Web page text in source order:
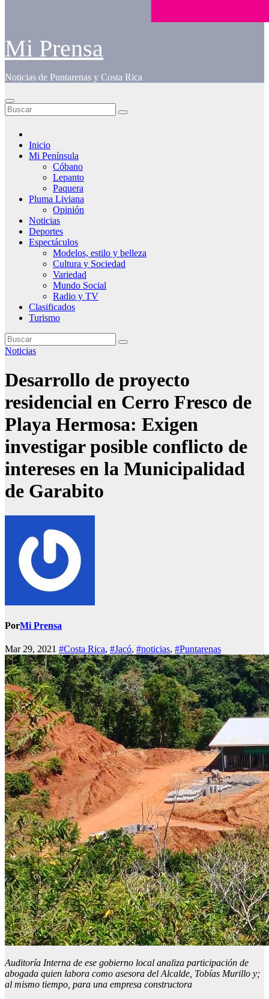
Mi Prensa
Noticias de Puntarenas y Costa Rica
Inicio
Mi Península
Cóbano
Lepanto
Paquera
Pluma Liviana
Opinión
Noticias
Deportes
Espectáculos
Modelos, estilo y belleza
Cultura y Sociedad
Variedad
Mundo Social
Radio y TV
Clasificados
Turismo
Noticias
Desarrollo de proyecto
residencial en Cerro Fresco de
Playa Hermosa: Exigen
investigar posible conflicto de
intereses en la Municipalidad
de Garabito
PorMi Prensa
Mar 29, 2021 #Costa Rica, #Jacó, #noticias, #Puntarenas
Auditoría Interna de ese gobierno local analiza participación de
abogada quien labora como asesora del Alcalde, Tobías Murillo y;
al mismo tiempo, para una empresa constructora